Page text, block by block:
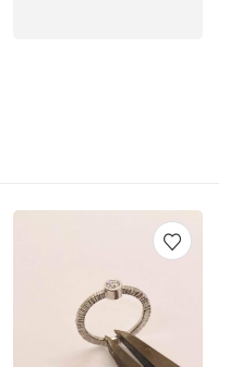
350.00
Αυτό το προϊόν έχει πολλαπλές παραλλαγές. Οι επιλογές μπορούν να επιλεγούν στη σελίδα του προϊόντος